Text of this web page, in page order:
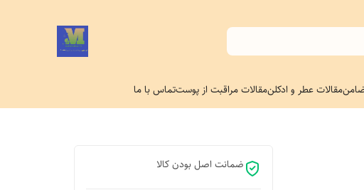
مقالات عطر و ادکلنمقالات مراقبت از پوستتماس با ما
ضمانت اصل بودن کالا